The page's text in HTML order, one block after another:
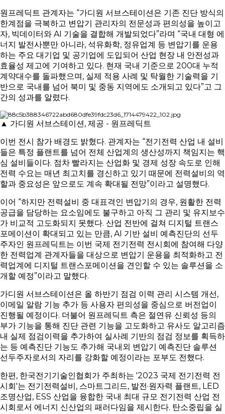
원프레딕트 관계자는 “가디원 서브스테이션은 기존 진단 방식의
한계점을 극복하고 변압기 관리자의 전문성과 편의성을 높이고
자, 빅데이터와 AI 기술을 결합해 개발되었다”라며 “국내 대형 에
너지 발전사뿐만 아니라, 석유화학, 정유업계 등 변압기를 운용
하는 주요 대기업 및 공기업에 도입되어 산업 현장 내 안전성과
효율성 제고에 기여하고 있다. 현재 국내 기준으로 200대 누적
계약대수를 돌파했으며, 실제 적용 사례 및 탁월한 기술력을 기
반으로 국내를 넘어 북미 및 중동 지역에도 소개되고 있다”고 그
간의 성과를 알렸다.
▲ 가디원 서브스테이션, 제공 - 원프레딕트
이번 전시 참가 배경도 밝혔다. 관계자는 “전기전력 산업 내 설비
들은 특정 플랜트를 넘어 전체 산업계의 생산성까지 책임지는 핵
심 설비들이다. 점차 빨라지는 산업화 및 경제 성장 속도로 인해
전력 수요는 매년 최고치를 경신하고 있기 때문에 전력설비의 역
할과 중요성은 앞으로도 계속 확대될 전망”이라고 설명했다.
이어 “하지만 전력설비 중 대표격인 변압기의 경우, 원활한 전력
공급을 담당하는 요소임에도 불구하고 아직 그 관리 및 유지보수
가 비교적 고도화되지 못했다. 산업 전반에 걸쳐 디지털 트랜스
포메이션이 확대되고 있는 만큼, AI 기반 설비 예측진단의 선두
주자인 원프레딕트는 이번 국제 전기전력 전시회에 참여해 다양
한 전력업계 관계자들을 대상으로 변압기 운용을 최적화하고 전
력업계에 디지털 트랜스포메이션을 견인할 수 있는 솔루션을 소
개할 예정”이라고 말했다.
가디원 서브스테이션은 올 하반기 점검 이력 관리 시스템 개선,
이메일 알람 기능 추가 등 사용자 편의성을 중심으로 버전업이
진행될 예정이다. 더불어 원프레딕트 측은 절연유 신뢰성 등의
부가 기능을 통해 진단 관련 기능을 고도화하고 유사도 알고리즘
내 실제 점검이력을 추가하여 실사례 기반의 점검 정보를 획득하
는 등 예측진단 기능도 추가해 국내외 변압기 예측진단 솔루션
선두주자로서의 자리를 강화할 예정이라는 포부도 전했다.
한편, 한국전기기술인협회가 주최하는 '2023 국제 전기전력 전
시회'는 전기전력설비, 스마트그리드, 발전·원자력 플랜트, LED
조명산업, ESS 산업을 융합한 국내 최대 규모 전기전력 산업 전
시회로서 에너지 신산업의 패러다임을 제시한다. 탄소중립을 실